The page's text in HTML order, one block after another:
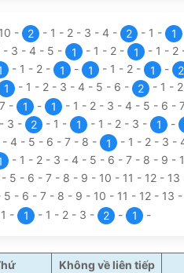
10 - 2 - 1 - 2 - 3 - 4 - 2 - 1 - 1
- 3 - 4 - 5 - 1 - 1 - 2 - 1 - 1 - 2
- 1 - 2 - 1 - 1 - 1 - 2 - 1 - 2
1 - 1 - 2 - 3 - 4 - 5 - 6 - 2 - 1 - 2
7 - 1 - 1 - 1 - 2 - 3 - 4 - 5 - 6 -
- 3 - 2 - 1 - 1 - 1 - 2 - 3 - 1 -
- 4 - 5 - 6 - 7 - 8 - 1 - 1 - 2 - 3 -
- 1 - 2 - 3 - 4 - 5 - 6 - 7 - 8 - 9 -
- 5 - 6 - 7 - 8 - 9 - 10 - 11 - 12 - 13
5 - 6 - 7 - 8 - 9 - 10 - 11 - 12 - 13 -
1 - 1 - 1 - 2 - 3 - 2 - 1 -
Không về liên tiếp